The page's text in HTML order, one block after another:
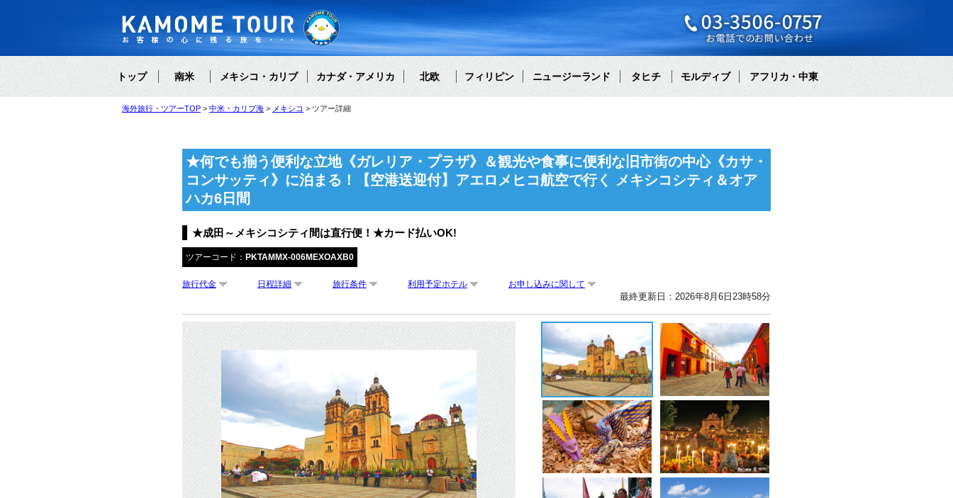
トップ 南米 メキシコ・カリブ カナダ・アメリカ 北欧 フィリピン ニュージーランド タヒチ モルディブ アフリカ・中東
海外旅行・ツアーTOP 中米・カリブ海 メキシコ ツアー詳細
★何でも揃う便利な立地《ガレリア・プラザ》＆観光や食事に便利な旧市街の中心《カサ・
コンサッティ》に泊まる！【空港送迎付】アエロメヒコ航空で行く メキシコシティ＆オア
ハカ6日間
★成田～メキシコシティ間は直行便！★カード払いOK!
ツアーコード： PKTAMMX-006MEXOAXB0
旅行代金 日程詳細 旅行条件 利用予定ホテル お申し込みに関して
最終更新日：2026年8月6日23時58分